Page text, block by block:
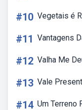
#10 Vegetais é
#11 Vantagens
#12 Valha Me
#13 Vale
#14 Um Terreno